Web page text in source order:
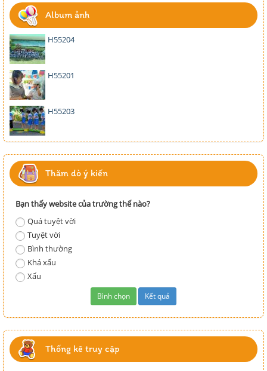
Album ảnh
H55204
H55201
H55203
Thăm dò ý kiến
Bạn thấy website của trường thế nào?
Quá tuyệt vời
Tuyệt vời
Bình thường
Khá xấu
Xấu
Thống kê truy cập